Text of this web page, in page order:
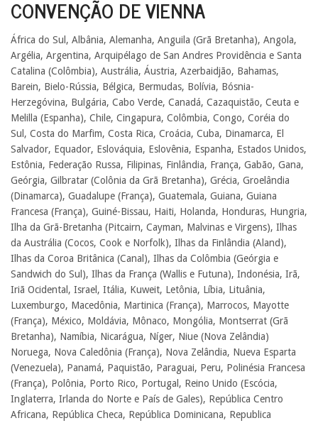
CONVENÇÃO DE VIENNA
África do Sul, Albânia, Alemanha, Anguila (Grã Bretanha), Angola,
Argélia, Argentina, Arquipélago de San Andres Providência e Santa
Catalina (Colômbia), Austrália, Áustria, Azerbaidjão, Bahamas,
Barein, Bielo-Rússia, Bélgica, Bermudas, Bolívia, Bósnia-
Herzegóvina, Bulgária, Cabo Verde, Canadá, Cazaquistão, Ceuta e
Melilla (Espanha), Chile, Cingapura, Colômbia, Congo, Coréia do
Sul, Costa do Marfim, Costa Rica, Croácia, Cuba, Dinamarca, El
Salvador, Equador, Eslováquia, Eslovênia, Espanha, Estados Unidos,
Estônia, Federação Russa, Filipinas, Finlândia, França, Gabão, Gana,
Geórgia, Gilbratar (Colônia da Grã Bretanha), Grécia, Groelândia
(Dinamarca), Guadalupe (França), Guatemala, Guiana, Guiana
Francesa (França), Guiné-Bissau, Haiti, Holanda, Honduras, Hungria,
Ilha da Grã-Bretanha (Pitcairn, Cayman, Malvinas e Virgens), Ilhas
da Austrália (Cocos, Cook e Norfolk), Ilhas da Finlândia (Aland),
Ilhas da Coroa Britânica (Canal), Ilhas da Colômbia (Geórgia e
Sandwich do Sul), Ilhas da França (Wallis e Futuna), Indonésia, Irã,
Iriã Ocidental, Israel, Itália, Kuweit, Letônia, Líbia, Lituânia,
Luxemburgo, Macedônia, Martinica (França), Marrocos, Mayotte
(França), México, Moldávia, Mônaco, Mongólia, Montserrat (Grã
Bretanha), Namíbia, Nicarágua, Níger, Niue (Nova Zelândia)
Noruega, Nova Caledônia (França), Nova Zelândia, Nueva Esparta
(Venezuela), Panamá, Paquistão, Paraguai, Peru, Polinésia Francesa
(França), Polônia, Porto Rico, Portugal, Reino Unido (Escócia,
Inglaterra, Irlanda do Norte e País de Gales), República Centro
Africana, República Checa, República Dominicana, Republica